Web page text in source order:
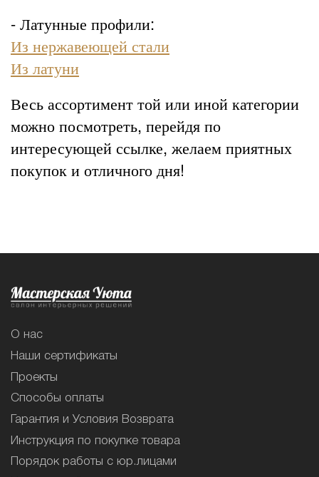
- Латунные профили:
Из нержавеющей стали
Из латуни
Весь ассортимент той или иной категории
можно посмотреть, перейдя по
интересующей ссылке, желаем приятных
покупок и отличного дня!
О нас
Наши сертификаты
Проекты
Способы оплаты
Гарантия и Условия Возврата
Инструкция по покупке товара
Порядок работы с юр.лицами